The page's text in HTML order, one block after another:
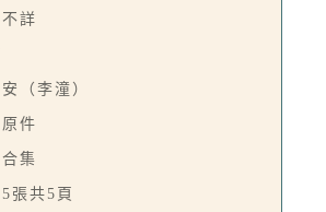
不詳
（李潼）
原件
合集
5張共5頁